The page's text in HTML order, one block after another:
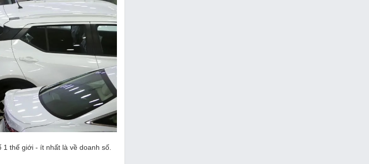
thế giới - ít nhất là về doanh số.